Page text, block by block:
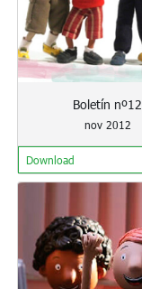
Boletín nº12
nov 2012
Download